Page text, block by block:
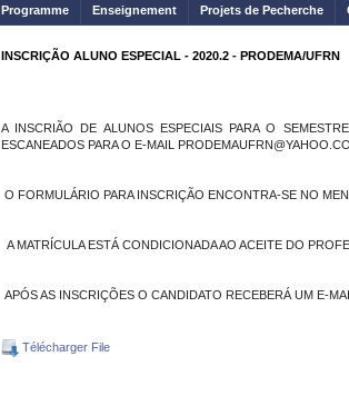
Programme
Enseignement Projets de Pecherche
INSCRIÇÃO ALUNO ESPECIAL - 2020.2 - PRODEMA/UFRN
A INSCRIÃO DE ALUNOS ESPECIAIS PARA O
ESCANEADOS PARA O E-MAIL
O FORMULÁRIO PARA INSCRIÇÃO ENCONTRA-SE NO
A MATRÍCULA ESTÁ CONDICIONADA AO ACEITE DO
APÓS AS INSCRIÇÕES O CANDIDATO RECEBERÁ UM E-
Télécharger File